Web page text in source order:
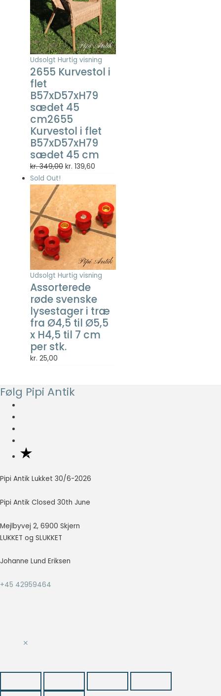
Udsolgt Hurtig visning
2655 Kurvestol i
flet
B57xD57xH79
sædet 45
cm2655
Kurvestol i flet
B57xD57xH79
sædet 45 cm
kr.349,00 Den
pris
var:
kr. 349,00.
kr. 139,60
pris
er:
kr. 139,60.
Sold Out!
Udsolgt Hurtig visning
Assorterede
røde svenske
lysestager i træ
fra Ø4,5 til Ø5,5
x H4,5 til 7 cm
per stk.
kr. 25,00
Følg Pipi Antik
Pipi Antik Lukket 30/6-2026
Pipi Antik Closed 30th June
Mejlbyvej 2, 6900 Skjern
LUKKET og SLUKKET
Johanne Lund Eriksen
+45 42959464
disse cookies.
Statistisk
Statistisk
cookies
hjælper
webstedsejere
med at forstå,
hvordan de
besøgende
interagerer
hjemmesider
ved at
indsamle og
rapportere
oplysninger
anonymt.
Oplevelse
For at vores
hjemmeside
skal fungere
så godt som
muligt under
dit besøg.
Hvis du
nægter disse
cookies,
forsvinder en
funktionalitet
hjemmesiden.
Marketing
på tværs af
at vise
der er
engagerende
for den
enkelte
dermed mere
for udgivere